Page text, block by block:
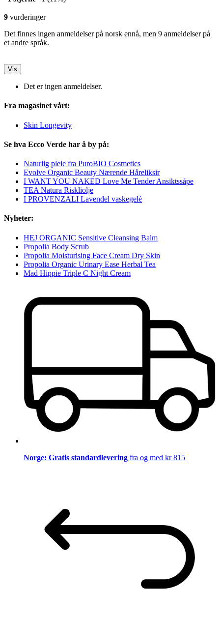
9 vurderinger
Det finnes ingen anmeldelser på norsk ennå, men 9 anmeldelser på
et andre språk.
Vis
Det er ingen anmeldelser.
Fra magasinet vårt:
Skin Longevity
Se hva Ecco Verde har å by på:
Naturlig pleie fra PuroBIO Cosmetics
Evolve Organic Beauty Nærende Håreliksir
I WANT YOU NAKED Love Me Tender Ansiktssåpe
TEA Natura Riskliolje
I PROVENZALI Lavendel vaskegelé
Nyheter:
HEJ ORGANIC Sensitive Cleansing Balm
Propolia Body Scrub
Propolia Moisturising Face Cream Dry Skin
Propolia Organic Urinary Ease Herbal Tea
Mad Hippie Triple C Night Cream
Norge: Gratis standardlevering fra og med kr 815